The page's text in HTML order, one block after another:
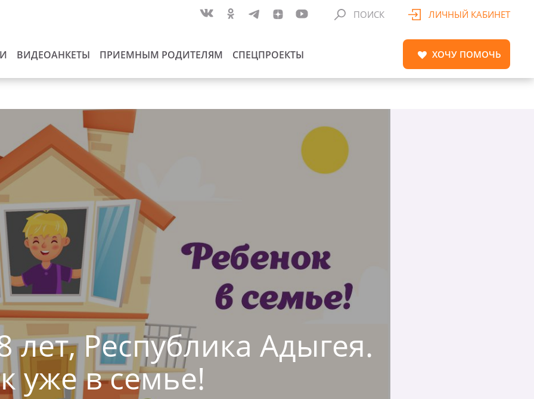
ВИДЕОАНКЕТЫ ПРИЕМНЫМ РОДИТЕЛЯМ СПЕЦПРОЕКТЫ
ПОИСК ЛИЧНЫЙ КАБИНЕТ
ХОЧУ ПОМОЧЬ
лет, Республика Адыгея.
уже в семье!